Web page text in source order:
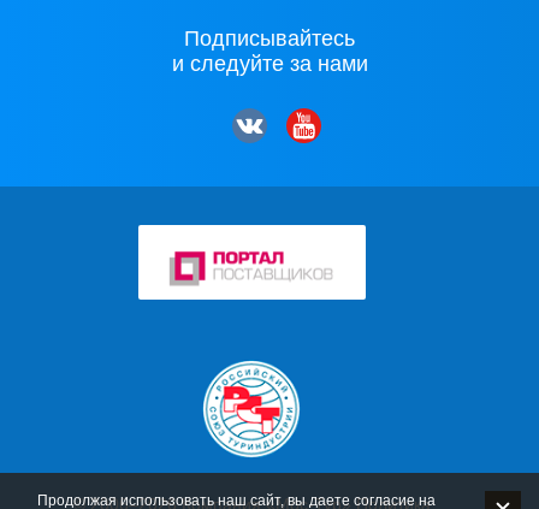
Подписывайтесь
и следуйте за нами
© 2006–2026 Компания «Мос-Тур» Политика
Продолжая использовать наш сайт, вы даете согласие на